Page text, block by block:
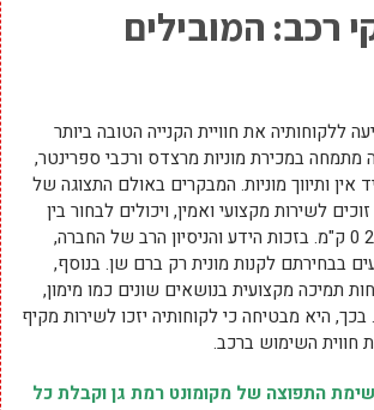
רכב: המובילים
ללקוחותיה את חוויית הקנייה הטובה ביותר
מתמחה במכירת מוניות מרצדס ורכבי ספרינטר,
אין ותיווך מוניות. המבקרים באולם התצוגה של
זוכים לשירות מקצועי ואמין, ויכולים לבחור בין
מוניות חדשות או יד 2 0 ק"מ. בזכות הידע והניסיון הרב של החברה,
בבחירתם לקנות מונית רק ברם שן. בנוסף,
תמיכה מקצועית בנושאים שונים כמו מימון,
בכך, היא מבטיחה כי לקוחותיה יזכו לשירות מקיף
חווית השימוש ברכב.
התפוצה של מקומונט רמת גן וקבלת כל